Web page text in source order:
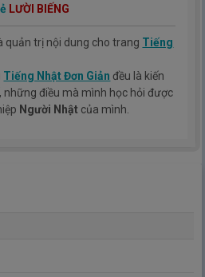
LƯỜI BIẾNG
quản trị nội dung cho trang Tiếng
Tiếng Nhật Đơn Giản đều là kiến
điều mà mình học hỏi được
Người Nhật của mình.
mà mình có được sẽ giúp các bạn